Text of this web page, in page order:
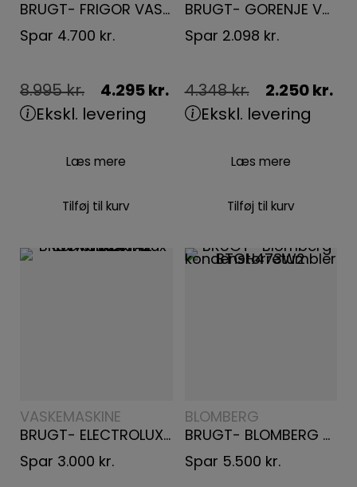
BRUGT- FRIGOR VASKE/TØRREMASKINE WDN801
Spar 4.700 kr.
8.995kr. 4.295 kr.
Ekskl. levering
Læs mere
Tilføj til kurv
BRUGT- GORENJE VASKEMASKINE WNEI744S
Spar 2.098 kr.
4.348kr. 2.250 kr.
Ekskl. levering
Læs mere
Tilføj til kurv
VASKEMASKINE
BRUGT- ELECTROLUX VASKE-TØRREMASKINE EW7W5247A2
Spar 3.000 kr.
BLOMBERG
BRUGT- BLOMBERG KONDENSTØRRETUMBLER BTGH473W2
Spar 5.500 kr.